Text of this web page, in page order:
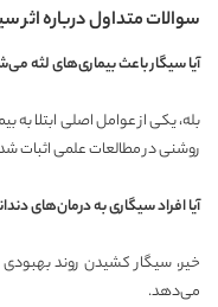
سوالات متداول درباره اثر
آیا سیگار باعث بیماری‌های لثه
بله، یکی از عوامل اصلی ابتلا
روشنی در مطالعات علمی اثبات
آیا افراد سیگاری به درمان‌های
خیر، سیگار کشیدن روند
می‌دهد.